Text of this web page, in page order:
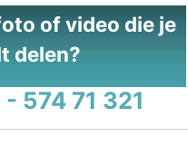
of video die je
delen?
574 71 321